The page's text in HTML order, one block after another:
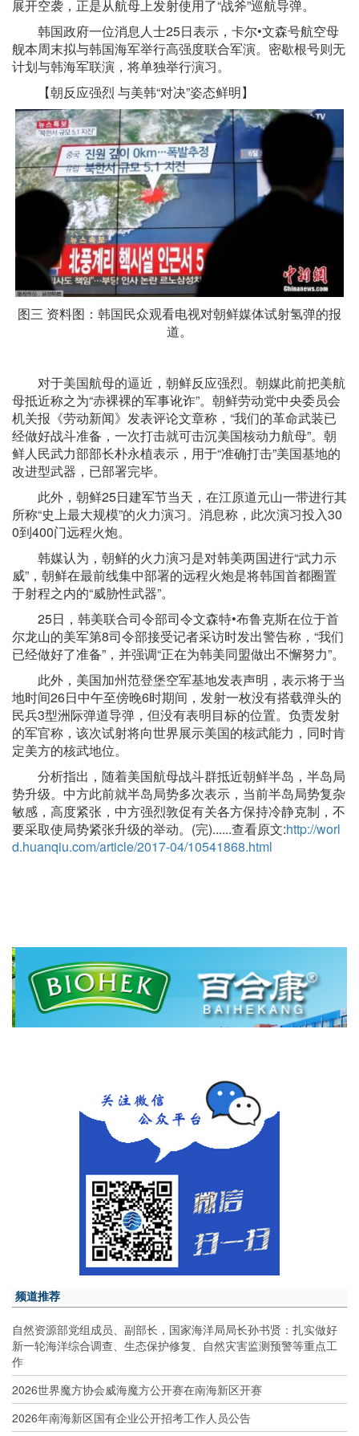
展开空袭，正是从航母上发射使用了“战斧”巡航导弹。
韩国政府一位消息人士25日表示，卡尔•文森号航空母
舰本周末拟与韩国海军举行高强度联合军演。密歇根号则无
计划与韩海军联演，将单独举行演习。
【朝反应强烈 与美韩“对决”姿态鲜明】
图三 资料图：韩国民众观看电视对朝鲜媒体试射氢弹的报
道。
对于美国航母的逼近，朝鲜反应强烈。朝媒此前把美航
母抵近称之为“赤裸裸的军事讹诈”。朝鲜劳动党中央委员会
机关报《劳动新闻》发表评论文章称，“我们的革命武装已
经做好战斗准备，一次打击就可击沉美国核动力航母”。朝
鲜人民武力部部长朴永植表示，用于“准确打击”美国基地的
改进型武器，已部署完毕。
此外，朝鲜25日建军节当天，在江原道元山一带进行其
所称“史上最大规模”的火力演习。消息称，此次演习投入30
0到400门远程火炮。
韩媒认为，朝鲜的火力演习是对韩美两国进行“武力示
威”，朝鲜在最前线集中部署的远程火炮是将韩国首都圈置
于射程之内的“威胁性武器”。
25日，韩美联合司令部司令文森特•布鲁克斯在位于首
尔龙山的美军第8司令部接受记者采访时发出警告称，“我们
已经做好了准备”，并强调“正在为韩美同盟做出不懈努力”。
此外，美国加州范登堡空军基地发表声明，表示将于当
地时间26日中午至傍晚6时期间，发射一枚没有搭载弹头的
民兵3型洲际弹道导弹，但没有表明目标的位置。负责发射
的军官称，该次试射将向世界展示美国的核武能力，同时肯
定美方的核武地位。
分析指出，随着美国航母战斗群抵近朝鲜半岛，半岛局
势升级。中方此前就半岛局势多次表示，当前半岛局势复杂
敏感，高度紧张，中方强烈敦促有关各方保持冷静克制，不
要采取使局势紧张升级的举动。(完)......查看原文:http://worl
d.huanqiu.com/article/2017-04/10541868.html
频道推荐
自然资源部党组成员、副部长，国家海洋局局长孙书贤：扎实做好
新一轮海洋综合调查、生态保护修复、自然灾害监测预警等重点工
作
2026世界魔方协会威海魔方公开赛在南海新区开赛
2026年南海新区国有企业公开招考工作人员公告